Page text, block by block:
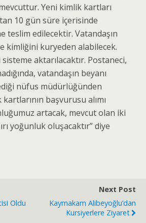
Yeni kimlik kartları
10 gün süre içerisinde
teslim edilecektir. Vatandaşın
kimliğini kuryeden alabilecek.
aktarılacaktır. Postaneci,
vatandaşın beyanı
nüfus müdürlüğünden
başvurusu alımı
artacak, mevcut olan iki
yoğunluk oluşacaktır” diye
Oldu
Next Post
Kaymakam Alibeyoğlu’dan
Kursiyerlere Ziyaret